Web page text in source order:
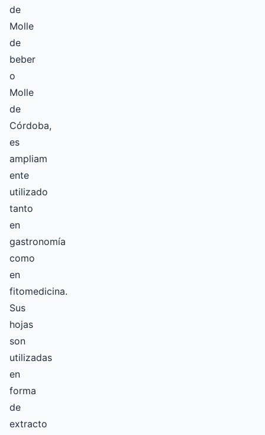
de
Molle
de
beber
o
Molle
de
Córdoba,
es
ampliam
ente
utilizado
tanto
en
gastronomía
como
en
fitomedicina.
Sus
hojas
son
utilizadas
en
forma
de
extracto